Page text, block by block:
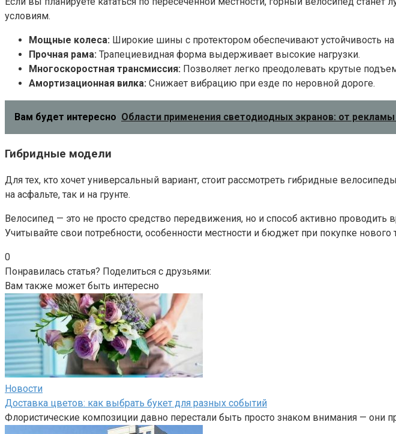
условиям.
Мощные колеса: Широкие шины с протектором обеспечивают устойчивость на
Прочная рама: Трапециевидная форма выдерживает высокие нагрузки.
Многоскоростная трансмиссия: Позволяет легко преодолевать крутые
Амортизационная вилка: Снижает вибрацию при езде по неровной дороге.
Вам будет интересно Области применения светодиодных экранов: от рекламы
Гибридные модели
Для тех, кто хочет универсальный вариант, стоит рассмотреть гибридные
на асфальте, так и на грунте.
Велосипед — это не просто средство передвижения, но и способ активно
Учитывайте свои потребности, особенности местности и бюджет при покупке нового
0
Понравилась статья? Поделиться с друзьями:
Вам также может быть интересно
Новости
Доставка цветов: как выбрать букет для разных событий
Флористические композиции давно перестали быть просто знаком внимания — они